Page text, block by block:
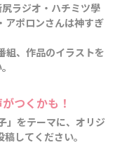
ラジオ・ハチミツ學
アポロンさんは神すぎ
組、作品のイラストを
つくかも！
」をテーマに、オリジ
してください。